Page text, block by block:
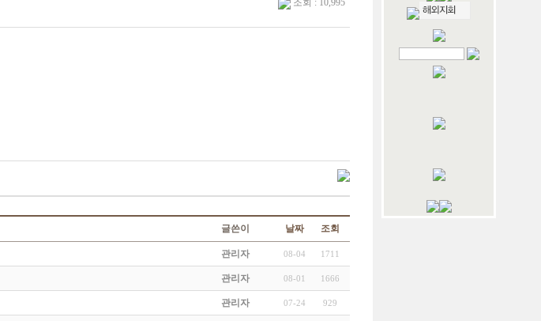
조회 : 10,995
글쓴이 날짜 조회
관리자 08-04 1711
관리자 08-01 1666
관리자 07-24 929